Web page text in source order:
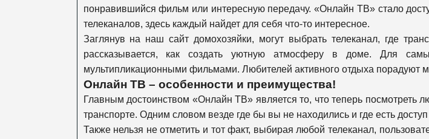
понравившийся фильм или интересную передачу. «Онлайн ТВ» стало
телеканалов, здесь каждый найдет для себя что-то интересное.
Заглянув на наш сайт домохозяйки, могут выбрать телеканал, где
рассказывается, как создать уютную атмосферу в доме. Для
мультипликационными фильмами. Любителей активного отдыха порадуют
Онлайн ТВ – особенности и преимущества!
Главным достоинством «Онлайн ТВ» является то, что теперь
транспорте. Одним словом везде где бы вы не находились и где есть доступ
Также нельзя не отметить и тот факт, выбирая любой телеканал,